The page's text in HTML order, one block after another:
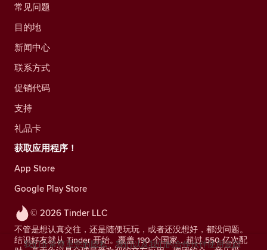
© 2026 Tinder LLC
不管是想认真交往，还是随便玩玩，或者还没想好，都没问题。
结识好友就从 Tinder 开始。覆盖 190 个国家，超过 550 亿次配
常见问题
目的地
新闻中心
联系方式
促销代码
支持
礼品卡
获取应用程序！
App Store
Google Play Store
我们非常尊重您的隐私。我们以及我们的合作伙伴使用追踪